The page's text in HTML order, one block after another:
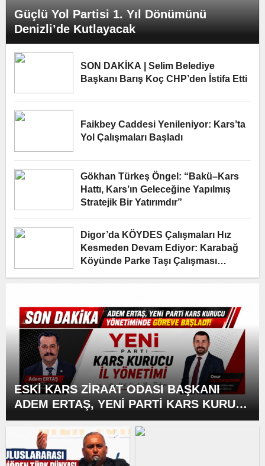
Güçlü Yol Partisi 1. Yıl Dönümünü
Denizli’de Kutlayacak
SON DAKİKA | Selim Belediye
Başkanı Barış Koç CHP’den İstifa Etti
Faikbey Caddesi Yenileniyor: Kars’ta
Yol Çalışmaları Başladı
Gökhan Türkeş Öngel: “Bakü–Kars
Hattı, Kars’ın Geleceğine Yapılmış
Stratejik Bir Yatırımdır”
Digor’da KÖYDES Çalışmaları Hız
Kesmeden Devam Ediyor: Karabağ
Köyünde Parke Taşı Çalışması
ESKİ KARS ZİRAAT ODASI BAŞKANI
ADEM ERTAŞ, YENİ PARTİ KARS KURUCU
YÖNETİMİNDE